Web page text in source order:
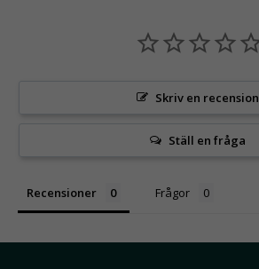
Skriv en recension
Ställ en fråga
Recensioner Frågor